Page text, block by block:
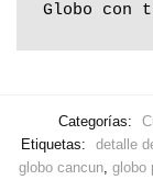
Globo con
Categorías:
Etiquetas:
detalle
globo cancun globo